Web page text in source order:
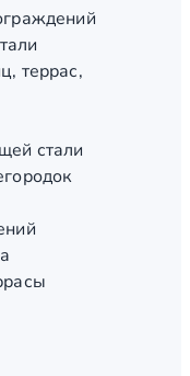
террас,
стали